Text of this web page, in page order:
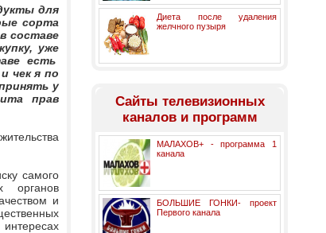
для
сорта
составе
уже
есть
чек я по
у
прав
самого
органов
и
Диета после удаления
желчного пузыря
Cайты телевизионных
каналов и программ
МАЛАХОВ+ - программа 1
канала
БОЛЬШИЕ ГОНКИ- проект
Первого канала